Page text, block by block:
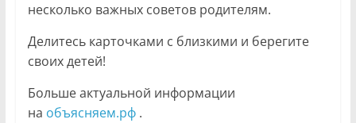
несколько важных советов родителям.
Делитесь карточками с близкими и берегите
своих детей!
Больше актуальной информации
на объясняем.рф.